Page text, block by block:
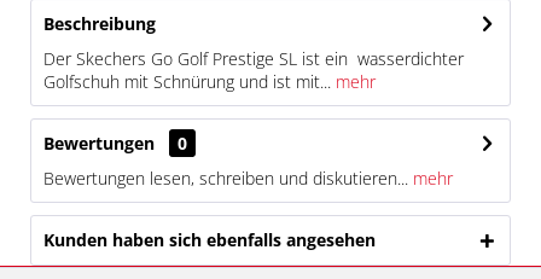
Beschreibung
Der Skechers Go Golf Prestige SL ist ein wasserdichter
Golfschuh mit Schnürung und ist mit... mehr
Bewertungen
0
Bewertungen lesen, schreiben und diskutieren... mehr
Kunden haben sich ebenfalls angesehen